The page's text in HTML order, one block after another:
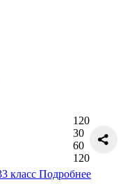
120
30
60
120
Подробнее